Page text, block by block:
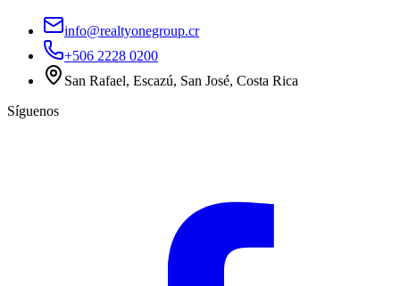
info@realtyonegroup.cr
+506 2228 0200
San Rafael, Escazú, San José, Costa Rica
Síguenos